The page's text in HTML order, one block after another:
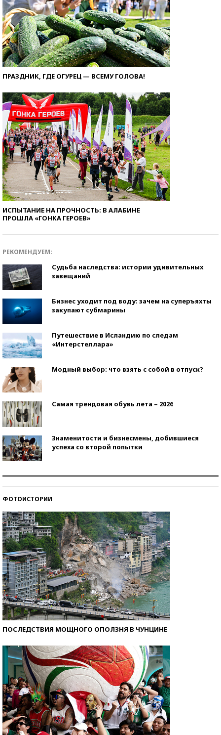
ПРАЗДНИК, ГДЕ ОГУРЕЦ — ВСЕМУ ГОЛОВА!
ИСПЫТАНИЕ НА ПРОЧНОСТЬ: В АЛАБИНЕ
ПРОШЛА «ГОНКА ГЕРОЕВ»
РЕКОМЕНДУЕМ:
Судьба наследства: истории удивительных
завещаний
Бизнес уходит под воду: зачем на суперъяхты
закупают субмарины
Путешествие в Исландию по следам
«Интерстеллара»
Модный выбор: что взять с собой в отпуск?
Самая трендовая обувь лета – 2026
Знаменитости и бизнесмены, добившиеся
успеха со второй попытки
ФОТОИСТОРИИ
ПОСЛЕДСТВИЯ МОЩНОГО ОПОЛЗНЯ В ЧУНЦИНЕ